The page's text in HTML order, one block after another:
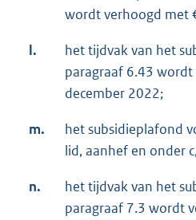
wordt verhoogd met
l.
het tijdvak van het
paragraaf 6.43
december 2022;
m.
het subsidieplafond
lid, aanhef en onder
n.
het tijdvak van het
paragraaf 7.3 wordt